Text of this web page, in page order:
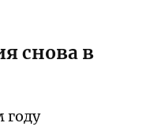
снова в
году